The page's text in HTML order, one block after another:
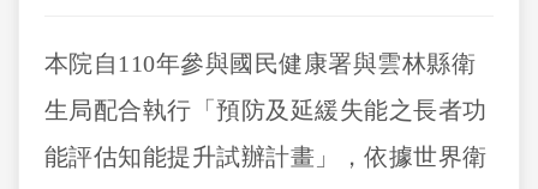
本院自110年參與國民健康署與雲林縣衛
生局配合執行「預防及延緩失能之長者功
能評估知能提升試辦計畫」，依據世界衛